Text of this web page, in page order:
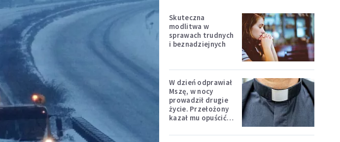
Skuteczna
modlitwa w
sprawach trudnych
i beznadziejnych
W dzień odprawiał
Mszę, w nocy
prowadził drugie
życie. Przełożony
kazał mu opuścić